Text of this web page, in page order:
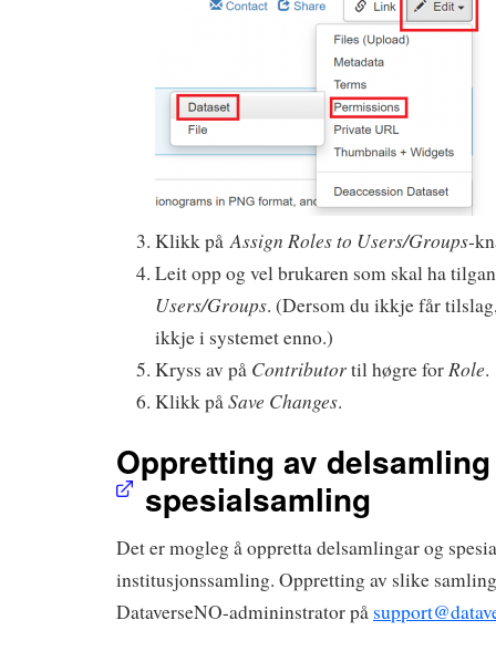
Klikk påAssign Roles to Users/Groups-
Leit opp og vel brukaren som skal ha
Users/Groups. (Dersom du ikkje får
ikkje i systemet enno.)
Kryss av på Contributortil høgre for Role.
Klikk påSave Changes.
Oppretting av
spesialsamling
Det er mogleg å oppretta delsamlingar og
institusjonssamling. Oppretting av slike
DataverseNO-admininstrator på